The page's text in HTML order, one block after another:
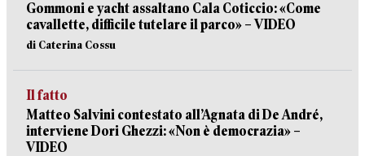
Gommoni e yacht assaltano Cala Coticcio: «Come
cavallette, difficile tutelare il parco» – VIDEO
di Caterina Cossu
Il fatto
Matteo Salvini contestato all’Agnata di De André,
interviene Dori Ghezzi: «Non è democrazia» –
VIDEO